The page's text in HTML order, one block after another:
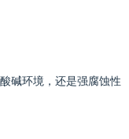
碱环境，还是强腐蚀性